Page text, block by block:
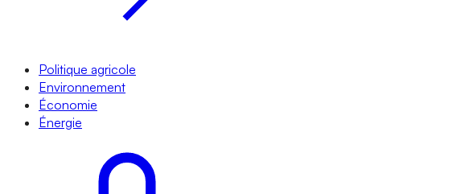
Politique agricole
Environnement
Économie
Énergie